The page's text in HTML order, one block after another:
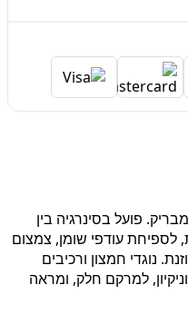
פועל בסינרגיה בין
לספיחת עודפי שומן, צמצום
נוגדי חמצון ורכיבים
למרקם חלק, ומראה